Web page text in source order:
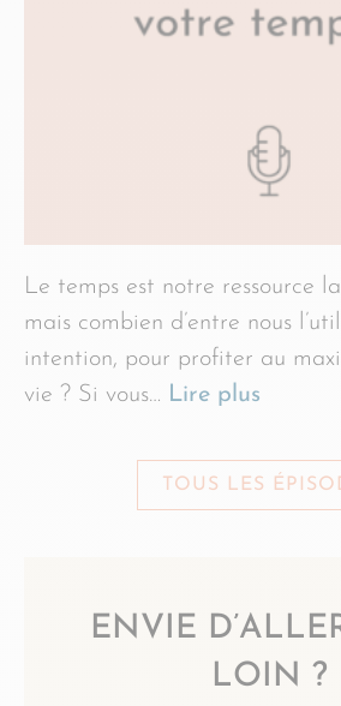
Le temps est notre ressource
mais combien d’entre nous
intention, pour profiter au
vie ? Si vous… Lire plus
TOUS LES
ENVIE
LOIN ?